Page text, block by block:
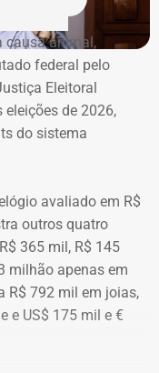
causa animal,
federal pelo
Eleitoral
de 2026,
do sistema
avaliado em R$
outros quatro
365 mil, R$ 145
milhão apenas em
R$ 792 mil em joias,
e US$ 175 mil e €